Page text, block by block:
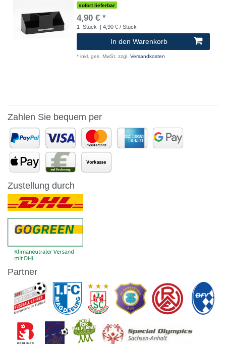
sofort lieferbar
4,90 € *
1 Stück | 4,90 € / Stück
In den Warenkorb
* inkl. ges. MwSt. zzgl. Versandkosten
Zahlen Sie bequem per
Zustellung durch
Partner